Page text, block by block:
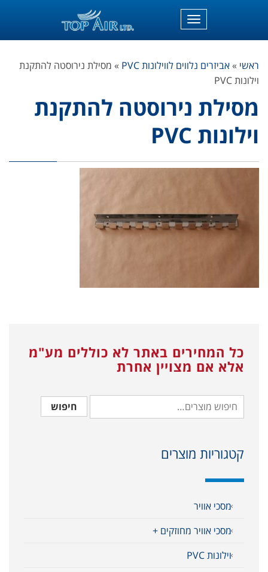
תפריט
ראשי »אביזרים נלווים לווילונות PVC » מסילת נירוסטה להתקנת
וילונות PVC
מסילת נירוסטה להתקנת
וילונות PVC
כל המחירים באתר לא כוללים מע"מ
אלא אם מצויין אחרת
חיפוש
קטגוריות מוצרים
מסכי אוויר
מסכי אוויר מחוזקים +
וילונות PVC